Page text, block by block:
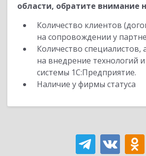
области, обратите внимание
Количество клиентов
на сопровождении у
Количество специалистов,
на внедрение технологий
системы 1С:Предприятие.
Наличие у фирмы статуса